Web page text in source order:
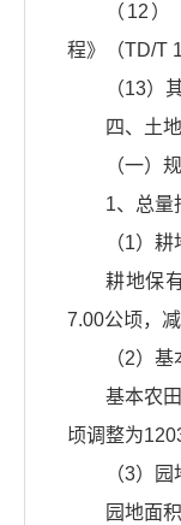
（12
程》（TD/T
（13）
四、土
（一）
1、总量
（1）
耕地保
7.00公顷，
（2）
基本农
顷调整为
（3）
园地面